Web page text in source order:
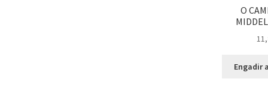
O
Engadir